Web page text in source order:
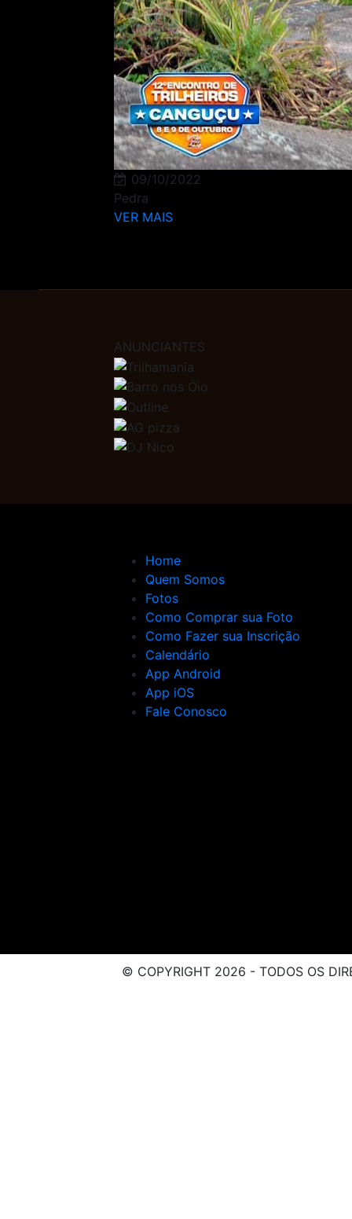
09/10/2022
Pedra
VER MAIS
ANUNCIANTES
Home
Quem Somos
Fotos
Como Comprar sua Foto
Como Fazer sua Inscrição
Calendário
App Android
App iOS
Fale Conosco
© COPYRIGHT 2026 - TODOS OS